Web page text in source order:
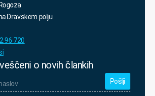
Dravskem polju
96 720
o novih člankih